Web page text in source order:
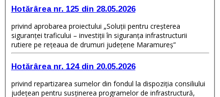
Hotărârea nr. 125 din 28.05.2026
privind aprobarea proiectului „Soluții pentru creșterea
siguranței traficului – investiții în siguranța infrastructurii
rutiere pe rețeaua de drumuri județene Maramureș”
Hotărârea nr. 124 din 20.05.2026
privind repartizarea sumelor din fondul la dispoziţia consiliului
judeţean pentru susţinerea programelor de infrastructură,